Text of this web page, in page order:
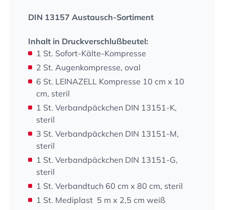
DIN 13157 Austausch-Sortiment
Inhalt in Druckverschlußbeutel:
1 St. Sofort-Kälte-Kompresse
2 St. Augenkompresse, oval
6 St. LEINAZELL Kompresse 10 cm x 10
cm, steril
1 St. Verbandpäckchen DIN 13151-K,
steril
3 St. Verbandpäckchen DIN 13151-M,
steril
1 St. Verbandpäckchen DIN 13151-G,
steril
1 St. Verbandtuch 60 cm x 80 cm, steril
1 St. Mediplast 5 m x 2,5 cm weiß